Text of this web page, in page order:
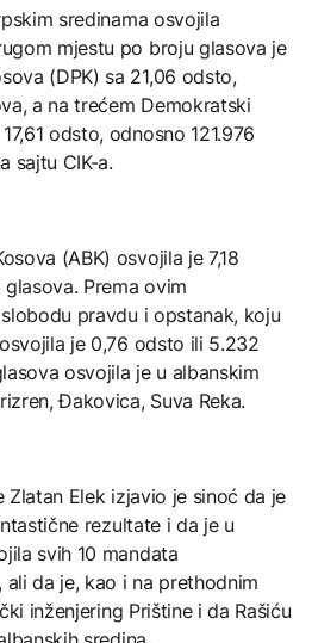
sredinama osvojila
mjestu po broju glasova je
(DPK) sa 21,06 odsto,
a na trećem Demokratski
odsto, odnosno 121.976
sajtu CIK-a.
(ABK) osvojila je 7,18
Prema ovim
pravdu i opstanak, koju
je 0,76 odsto ili 5.232
osvojila je u albanskim
Đakovica, Suva Reka.
Zlatan Elek izjavio je sinoć da je
rezultate i da je u
svih 10 mandata
ali da je, kao i na prethodnim
inženjering Prištine i da Rašiću